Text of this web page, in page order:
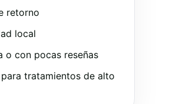
retorno
local
o con pocas reseñas
tratamientos de alto